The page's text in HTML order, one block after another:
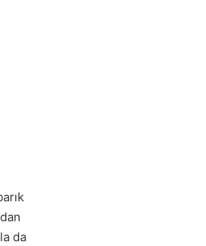
da